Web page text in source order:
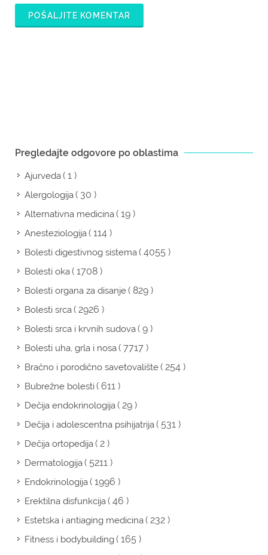
POŠALJITE KOMENTAR
Pregledajte odgovore po oblastima
Ajurveda( 1 )
Alergologija( 30 )
Alternativna medicina( 19 )
Anesteziologija( 114 )
Bolesti digestivnog sistema( 4055 )
Bolesti oka( 1708 )
Bolesti organa za disanje( 829 )
Bolesti srca( 2926 )
Bolesti srca i krvnih sudova( 9 )
Bolesti uha, grla i nosa( 7717 )
Bračno i porodično savetovalište( 254 )
Bubrežne bolesti( 611 )
Dečija endokrinologija( 29 )
Dečija i adolescentna psihijatrija( 531 )
Dečija ortopedija( 2 )
Dermatologija( 5211 )
Endokrinologija( 1996 )
Erektilna disfunkcija( 46 )
Estetska i antiaging medicina( 232 )
Fitness i bodybuilding( 165 )